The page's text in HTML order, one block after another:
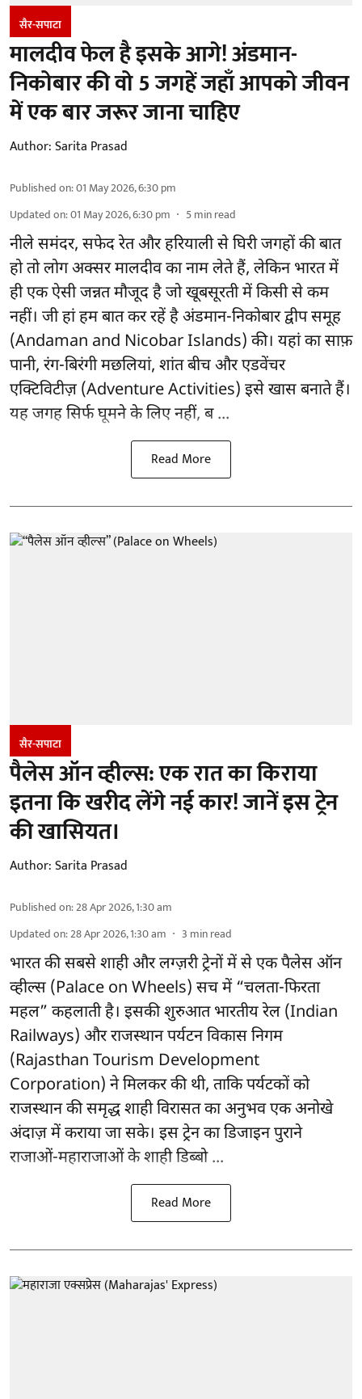
सैर-सपाटा
मालदीव फेल है इसके आगे! अंडमान-
निकोबार की वो 5 जगहें जहाँ आपको जीवन
में एक बार जरूर जाना चाहिए
Author:Sarita Prasad
Published on:01 May 2026, 6:30 pm
Updated on:01 May 2026, 6:30 pm 5min read
नीले समंदर, सफेद रेत और हरियाली से घिरी जगहों की बात
हो तो लोग अक्सर मालदीव का नाम लेते हैं, लेकिन भारत में
ही एक ऐसी जन्नत मौजूद है जो खूबसूरती में किसी से कम
नहीं। जी हां हम बात कर रहें है अंडमान-निकोबार द्वीप समूह
(Andaman and Nicobar Islands) की। यहां का साफ़
पानी, रंग-बिरंगी मछलियां, शांत बीच और एडवेंचर
एक्टिविटीज़ (Adventure Activities) इसे खास बनाते हैं।
यह जगह सिर्फ घूमने के लिए नहीं, ब ...
Read More
सैर-सपाटा
पैलेस ऑन व्हील्स: एक रात का किराया
इतना कि खरीद लेंगे नई कार! जानें इस ट्रेन
की खासियत।
Author:Sarita Prasad
Published on:28 Apr 2026, 1:30 am
Updated on:28 Apr 2026, 1:30 am 3 min read
भारत की सबसे शाही और लग्ज़री ट्रेनों में से एक पैलेस ऑन
व्हील्स (Palace on Wheels) सच में “चलता-फिरता
महल” कहलाती है। इसकी शुरुआत भारतीय रेल (Indian
Railways) और राजस्थान पर्यटन विकास निगम
(Rajasthan Tourism Development
Corporation) ने मिलकर की थी, ताकि पर्यटकों को
राजस्थान की समृद्ध शाही विरासत का अनुभव एक अनोखे
अंदाज़ में कराया जा सके। इस ट्रेन का डिजाइन पुराने
राजाओं-महाराजाओं के शाही डिब्बो ...
Read More